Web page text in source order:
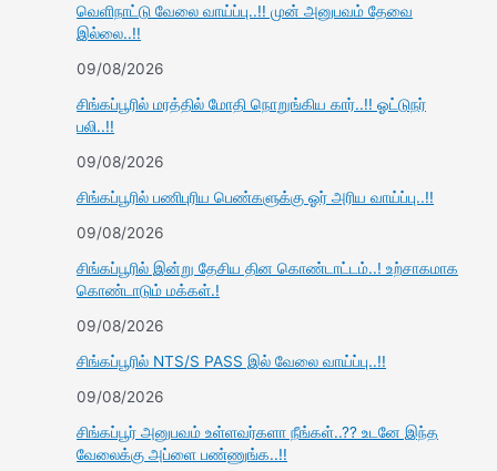
வெளிநாட்டு வேலை வாய்ப்பு..!! முன் அனுபவம் தேவை
இல்லை..!!
09/08/2026
சிங்கப்பூரில் மரத்தில் மோதி நொறுங்கிய கார்..!! ஓட்டுநர்
பலி..!!
09/08/2026
சிங்கப்பூரில் பணிபுரிய பெண்களுக்கு ஓர் அரிய வாய்ப்பு..!!
09/08/2026
சிங்கப்பூரில் இன்று தேசிய தின கொண்டாட்டம்..! உற்சாகமாக
கொண்டாடும் மக்கள்.!
09/08/2026
சிங்கப்பூரில் NTS/S PASS இல் வேலை வாய்ப்பு..!!
09/08/2026
சிங்கப்பூர் அனுபவம் உள்ளவர்களா நீங்கள்..?? உடனே இந்த
வேலைக்கு அப்ளை பண்ணுங்க..!!